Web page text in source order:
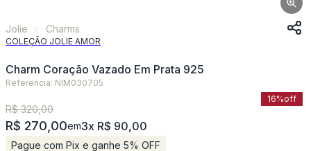
Jolie Charms
COLEÇÃO JOLIE AMOR
Charm Coração Vazado Em Prata 925
Referencia: NIM030705
16%off
R$ 320,00
R$ 270,00em3x R$ 90,00
Pague com Pix e ganhe 5% OFF